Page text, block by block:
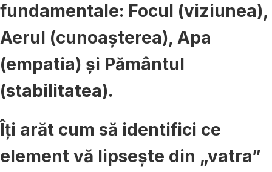
fundamentale: Focul (viziunea),
Aerul (cunoașterea), Apa
(empatia) și Pământul
(stabilitatea).
Îți arăt cum să identifici ce
element vă lipsește din „vatra”